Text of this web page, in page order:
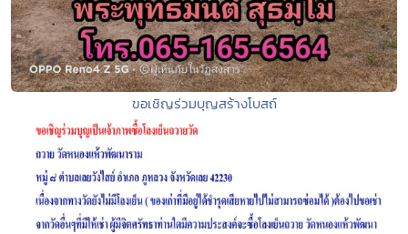
ขอเชิญร่วมบุญสร้างโบสถ์